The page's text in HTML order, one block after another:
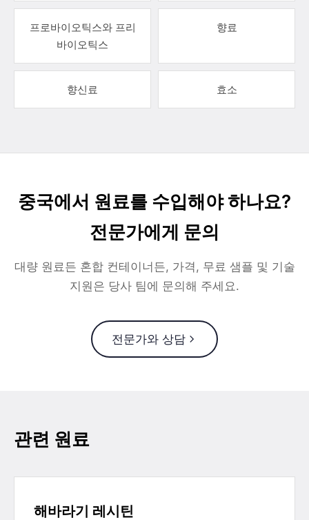
프로바이오틱스와 프리
바이오틱스
향료
향신료 효소
중국에서 원료를 수입해야 하나요?
전문가에게 문의
대량 원료든 혼합 컨테이너든, 가격, 무료 샘플 및 기술
지원은 당사 팀에 문의해 주세요.
전문가와 상담
관련 원료
해바라기 레시틴